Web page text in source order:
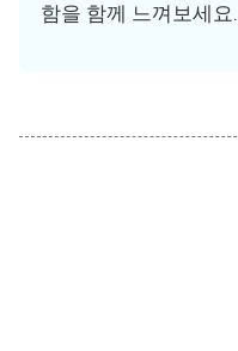
함을 함께 느껴보세요.